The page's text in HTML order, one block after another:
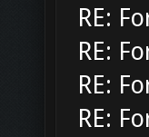
RE:
RE:
RE:
RE: